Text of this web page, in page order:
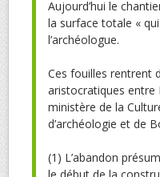
Aujourd’hui le
la surface totale «
l’archéologue.
Ces fouilles rentrent
aristocratiques entre
ministère de la
d’archéologie et de
(1) L’abandon